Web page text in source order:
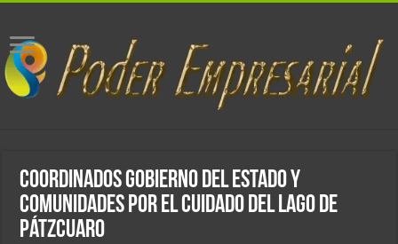
Coordinados Gobierno del Estado y
comunidades por el cuidado del lago de
Pátzcuaro